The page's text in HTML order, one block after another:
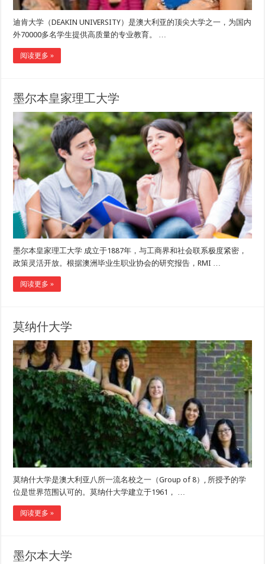
迪肯大学（DEAKIN UNIVERSITY）是澳大利亚的顶尖大学之一，为国内
外70000多名学生提供高质量的专业教育。 …
阅读更多 »
墨尔本皇家理工大学
墨尔本皇家理工大学 成立于1887年，与工商界和社会联系极度紧密，
政策灵活开放。根据澳洲毕业生职业协会的研究报告，RMI …
阅读更多 »
莫纳什大学
莫纳什大学是澳大利亚八所一流名校之一（Group of 8）, 所授予的学
位是世界范围认可的。莫纳什大学建立于1961， …
阅读更多 »
墨尔本大学